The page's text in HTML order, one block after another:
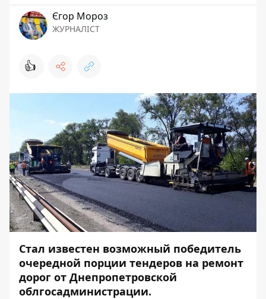
Єгор Мороз
ЖУРНАЛІСТ
👍
Стал известен возможный победитель
очередной порции тендеров на ремонт
дорог от Днепропетровской
облгосадминистрации.